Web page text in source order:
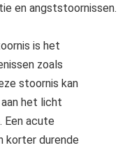
en angststoornissen.
is het
zoals
stoornis kan
het licht
Een acute
korter durende